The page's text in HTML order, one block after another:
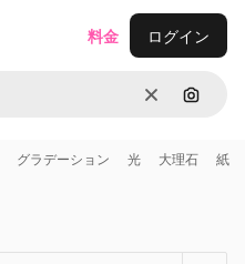
消去 画像で
料金 ログイン
グラデーション 光 大理石 紙